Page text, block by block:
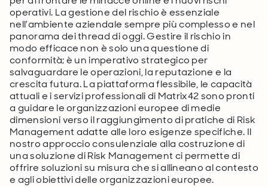
operativi. La gestione del rischio è essenziale
nell'ambiente aziendale sempre più complesso e nel
panorama dei thread di oggi. Gestire il rischio in
modo efficace non è solo una questione di
conformità; è un imperativo strategico per
salvaguardare le operazioni, la reputazione e la
crescita futura. La piattaforma flessibile, le capacità
attuali e i servizi professionali di Matrix42 sono pronti
a guidare le organizzazioni europee di medie
dimensioni verso il raggiungimento di pratiche di Risk
Management adatte alle loro esigenze specifiche. Il
nostro approccio consulenziale alla costruzione di
una soluzione di Risk Management ci permette di
offrire soluzioni su misura che si allineano al contesto
e agli obiettivi delle organizzazioni europee.